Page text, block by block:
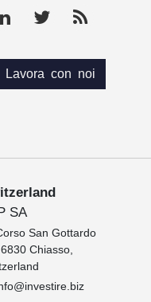
Lavora con noi
SA
San Gottardo
Chiasso,